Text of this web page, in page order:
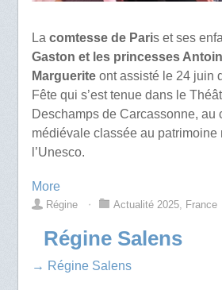
La comtesse de Paris et ses
Gaston et les princesses
Margueriteont assisté le 24 juin
Fête qui s’est tenue dans le
Deschamps de Carcassonne, au
médiévale classée au patrimoine
l’Unesco.
More
Régine ⋅ Actualité 2025, France
Régine Salens
→ Régine Salens